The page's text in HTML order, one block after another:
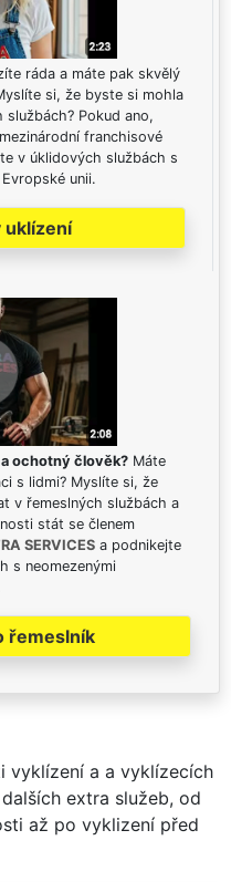
ráda a máte pak skvělý
si, že byste si mohla
Pokud ano,
franchisové
v úklidových službách s
unii.
uklízení
ochotný člověk? Máte
s lidmi? Myslíte si, že
v řemeslných službách a
stát se členem
SERVICES a podnikejte
s neomezenými
řemeslník
vyklízení a a vyklízecích
extra služeb, od
až po vyklizení před